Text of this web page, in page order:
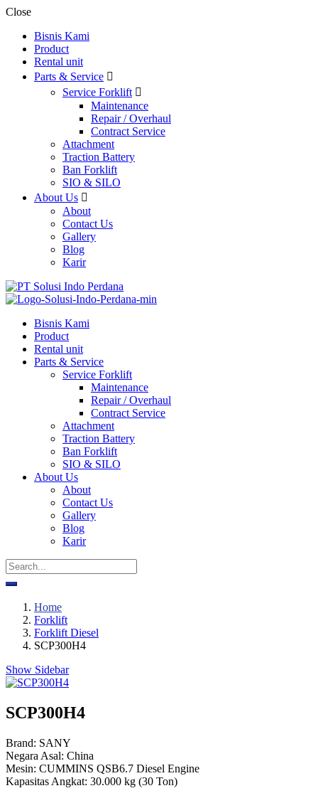
Close
Bisnis Kami
Product
Rental unit
Parts & Service
Service Forklift
Maintenance
Repair / Overhaul
Contract Service
Attachment
Traction Battery
Ban Forklift
SIO & SILO
About Us
About
Contact Us
Gallery
Blog
Karir
Bisnis Kami
Product
Rental unit
Parts & Service
Service Forklift
Maintenance
Repair / Overhaul
Contract Service
Attachment
Traction Battery
Ban Forklift
SIO & SILO
About Us
About
Contact Us
Gallery
Blog
Karir
Home
Forklift
Forklift Diesel
SCP300H4
Show Sidebar
SCP300H4
Brand: SANY
Negara Asal: China
Mesin: CUMMINS QSB6.7 Diesel Engine
Kapasitas Angkat: 30.000 kg (30 Ton)